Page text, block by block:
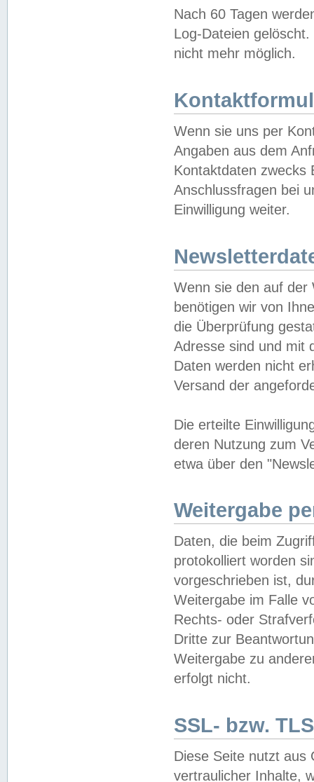
Nach 60 Tagen
Log-Dateien
nicht mehr möglich.
Wenn sie uns per
Angaben aus dem
Kontaktdaten zwecks
Anschlussfragen bei
Einwilligung weiter.
Wenn sie den auf der
benötigen wir von
die Überprüfung
Adresse sind und mit
Daten werden nicht
Versand der
Die erteilte
deren Nutzung zum
etwa über den
Weitergabe
Daten, die beim
protokolliert worden
vorgeschrieben ist,
Weitergabe im Falle
Rechts- oder
Dritte zur
Weitergabe zu
erfolgt nicht.
SSL- bzw.
Diese Seite nutzt aus
vertraulicher Inhalte,